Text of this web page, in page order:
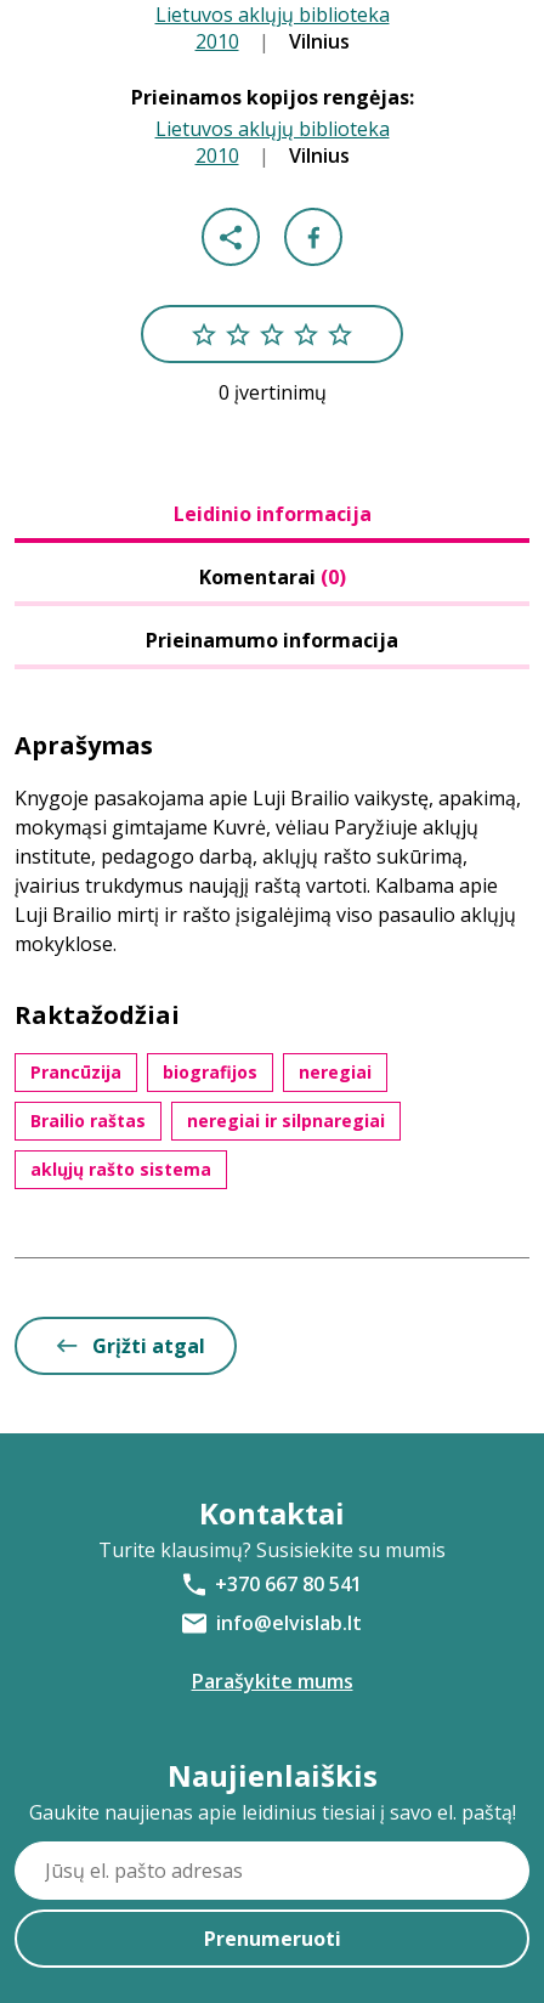
Lietuvos aklųjų biblioteka
2010 | Vilnius
Prieinamos kopijos rengėjas:
Lietuvos aklųjų biblioteka
2010 | Vilnius
0 įvertinimų
Leidinio informacija
Komentarai (0)
Prieinamumo informacija
Aprašymas
Knygoje pasakojama apie Luji Brailio vaikystę, apakimą,
mokymąsi gimtajame Kuvrė, vėliau Paryžiuje aklųjų
institute, pedagogo darbą, aklųjų rašto sukūrimą,
įvairius trukdymus naująjį raštą vartoti. Kalbama apie
Luji Brailio mirtį ir rašto įsigalėjimą viso pasaulio aklųjų
mokyklose.
Raktažodžiai
Prancūzija biografijos neregiai
Brailio raštas neregiai ir silpnaregiai
aklųjų rašto sistema
Grįžti atgal
Kontaktai
Turite klausimų? Susisiekite su mumis
+370 667 80 541
info@elvislab.lt
Parašykite mums
Naujienlaiškis
Gaukite naujienas apie leidinius tiesiai į savo el. paštą!
Prenumeruoti